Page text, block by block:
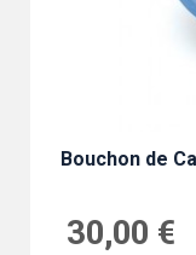
Bouchon de
30,00 €